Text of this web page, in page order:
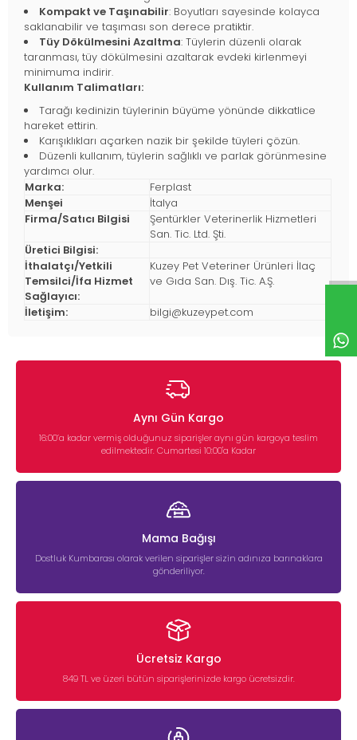
Kompakt ve Taşınabilir: Boyutları sayesinde kolayca
saklanabilir ve taşıması son derece pratiktir.
Tüy Dökülmesini Azaltma: Tüylerin düzenli olarak
taranması, tüy dökülmesini azaltarak evdeki kirlenmeyi
minimuma indirir.
Kullanım Talimatları:
Tarağı kedinizin tüylerinin büyüme yönünde dikkatlice
hareket ettirin.
Karışıklıkları açarken nazik bir şekilde tüyleri çözün.
Düzenli kullanım, tüylerin sağlıklı ve parlak görünmesine
yardımcı olur.
Marka:
Ferplast
Menşei
İtalya
Firma/Satıcı Bilgisi
Şentürkler Veterinerlik Hizmetleri
San. Tic. Ltd. Şti.
Üretici Bilgisi:
İthalatçı/Yetkili
Temsilci/İfa Hizmet
Sağlayıcı:
Kuzey Pet Veteriner Ürünleri İlaç
ve Gıda San. Dış. Tic. A.Ş.
İletişim: bilgi@kuzeypet.com
Aynı Gün Kargo
16:00’a kadar vermiş olduğunuz siparişler aynı gün kargoya teslim
edilmektedir. Cumartesi 10:00'a Kadar
Mama Bağışı
Dostluk Kumbarası olarak verilen siparişler sizin adınıza barınaklara
gönderiliyor.
Ücretsiz Kargo
849 TL ve üzeri bütün siparişlerinizde kargo ücretsizdir.